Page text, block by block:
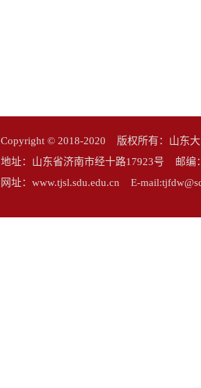
Copyright © 2018-2020 版权所有：山东
地址：山东省济南市经十路17923号 邮
网址：www.tjsl.sdu.edu.cn E-